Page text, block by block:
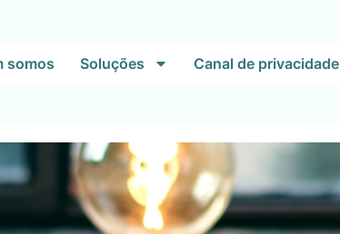
somos Soluções Canal de privacidade